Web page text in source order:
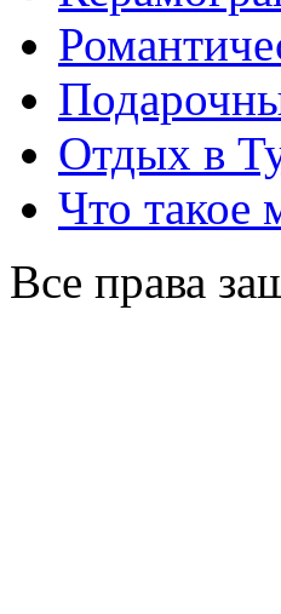
Отдых в
Что такое
Все права